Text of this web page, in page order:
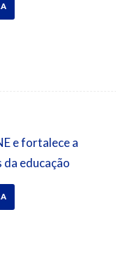
e fortalece a
educação